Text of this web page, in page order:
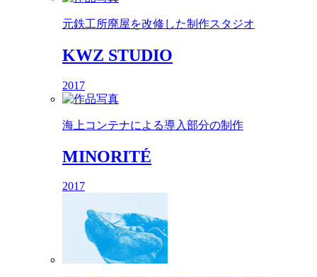
元鉄工所廃屋を改修した制作スタジオ
KWZ STUDIO
2017
海上コンテナによる導入部分の制作
MINORITÉ
2017